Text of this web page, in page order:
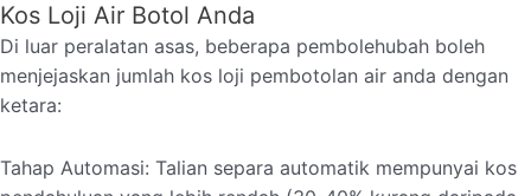
Kos Loji Air Botol Anda
Di luar peralatan asas, beberapa pembolehubah boleh
menjejaskan jumlah kos loji pembotolan air anda dengan
ketara:
Tahap Automasi: Talian separa automatik mempunyai kos